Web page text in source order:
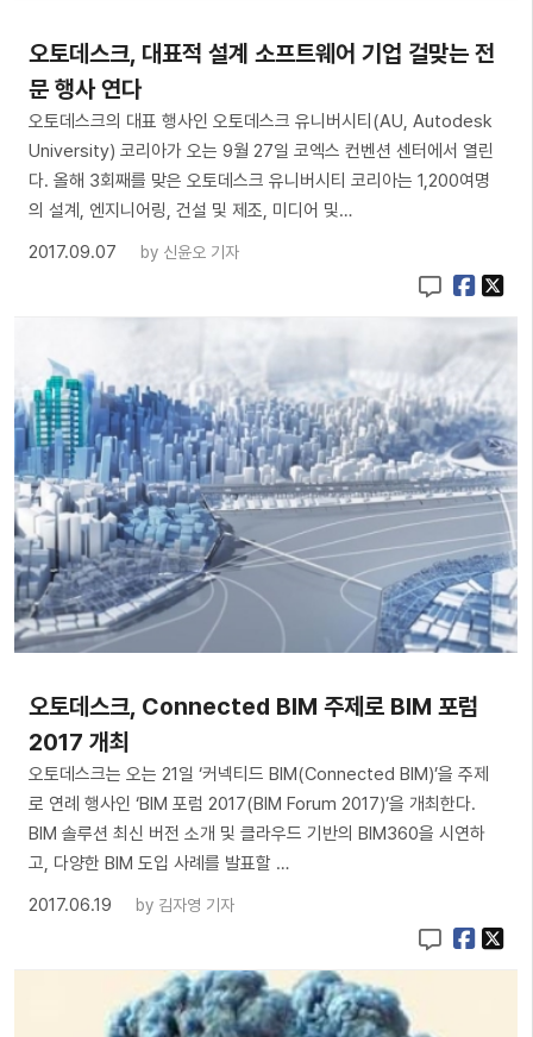
오토데스크, 대표적 설계 소프트웨어 기업 걸맞는 전
문 행사 연다
오토데스크의 대표 행사인 오토데스크 유니버시티(AU, Autodesk
University) 코리아가 오는 9월 27일 코엑스 컨벤션 센터에서 열린
다. 올해 3회째를 맞은 오토데스크 유니버시티 코리아는 1,200여명
의 설계, 엔지니어링, 건설 및 제조, 미디어 및…
2017.09.07
by 신윤오 기자
오토데스크, Connected BIM 주제로 BIM 포럼
2017 개최
오토데스크는 오는 21일 ‘커넥티드 BIM(Connected BIM)’을 주제
로 연례 행사인 ‘BIM 포럼 2017(BIM Forum 2017)’을 개최한다.
BIM 솔루션 최신 버전 소개 및 클라우드 기반의 BIM360을 시연하
고, 다양한 BIM 도입 사례를 발표할 …
2017.06.19
by 김자영 기자